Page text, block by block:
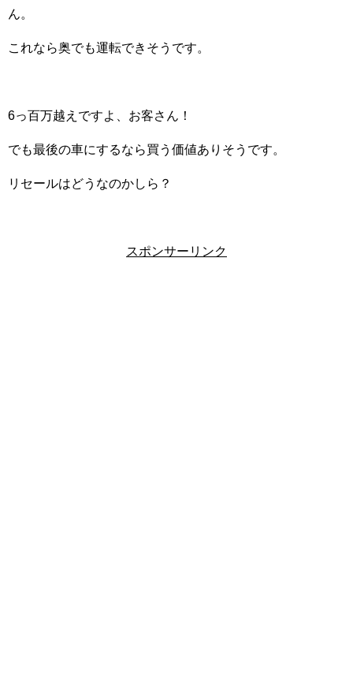
ん。
これなら奥でも運転できそうです。
6っ百万越えですよ、お客さん！
でも最後の車にするなら買う価値ありそうです。
リセールはどうなのかしら？
スポンサーリンク